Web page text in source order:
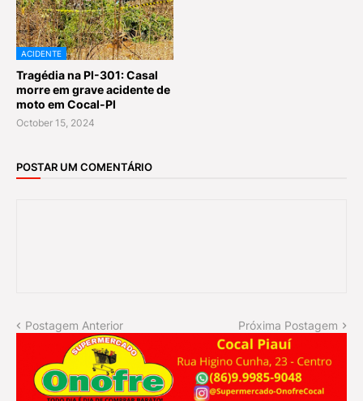
ACIDENTE
Tragédia na PI-301: Casal
morre em grave acidente de
moto em Cocal-PI
October 15, 2024
POSTAR UM COMENTÁRIO
Postagem Anterior Próxima Postagem